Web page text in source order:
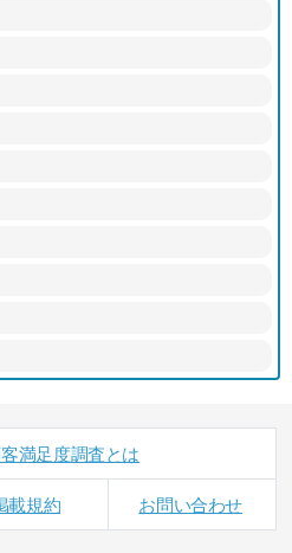
満足度調査とは
載規約 お問い合わせ